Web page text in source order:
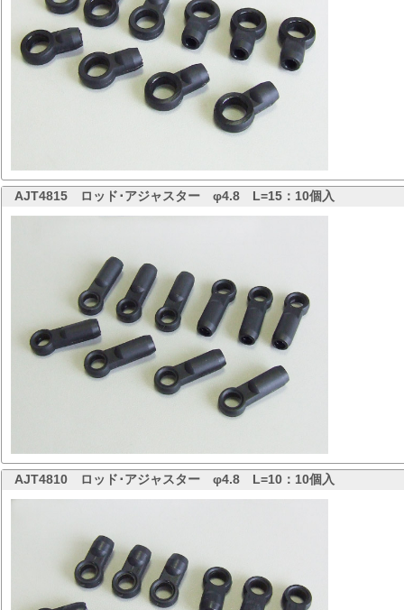
AJT4815 ロッド･アジャスター φ4.8 L=15：10個入
AJT4810 ロッド･アジャスター φ4.8 L=10：10個入